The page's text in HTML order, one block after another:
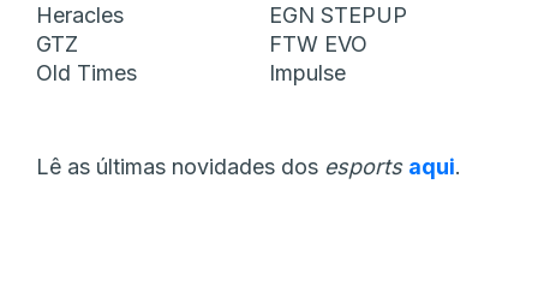
Heracles
EGN STEPUP
GTZ
FTW EVO
Old Times
Impulse
Lê as últimas novidades dos esports aqui.